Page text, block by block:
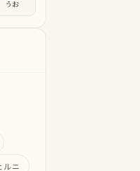
うお
ルニ